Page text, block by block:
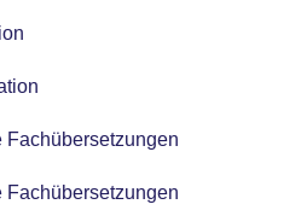
Fachübersetzungen
Fachübersetzungen